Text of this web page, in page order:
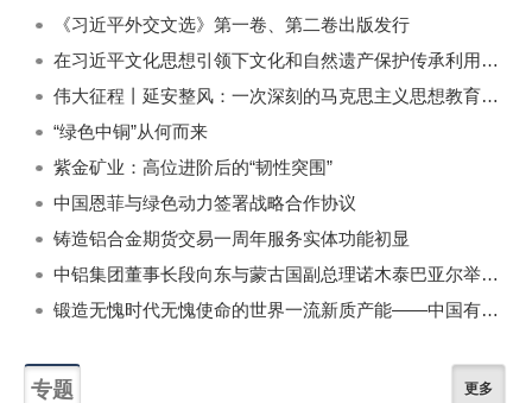
《习近平外交文选》第一卷、第二卷出版发行
在习近平文化思想引领下文化和自然遗产保护传承利用工作开创新局面
伟大征程丨延安整风：一次深刻的马克思主义思想教育运动
“绿色中铜”从何而来
紫金矿业：高位进阶后的“韧性突围”
中国恩菲与绿色动力签署战略合作协议
铸造铝合金期货交易一周年服务实体功能初显
中铝集团董事长段向东与蒙古国副总理诺木泰巴亚尔举行会谈
锻造无愧时代无愧使命的世界一流新质产能——中国有色金属工业的战略应对与破局之道（二）
专题 更多